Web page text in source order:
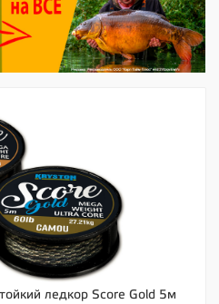
ледкор Score Gold 5м